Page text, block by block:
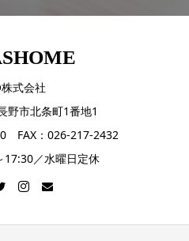
式会社
市北条町1番地1
FAX：026-217-2432
17:30／水曜日定休